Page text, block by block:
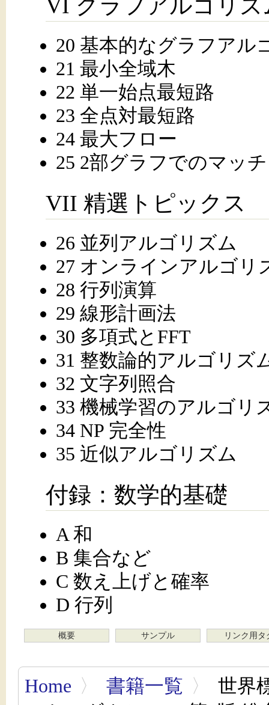
VI グラフアルゴリズ
20 基本的なグラフアル
21 最小全域木
22 単一始点最短路
23 全点対最短路
24 最大フロー
25 2部グラフでのマッ
VII 精選トピックス
26 並列アルゴリズム
27 オンラインアルゴリ
28 行列演算
29 線形計画法
30 多項式とFFT
31 整数論的アルゴリズ
32 文字列照合
33 機械学習のアルゴリ
34 NP 完全性
35 近似アルゴリズム
付録：数学的基礎
A 和
B 集合など
C 数え上げと確率
D 行列
概要 サンプル リンク用タ
Home 〉 書籍一覧 〉
世界